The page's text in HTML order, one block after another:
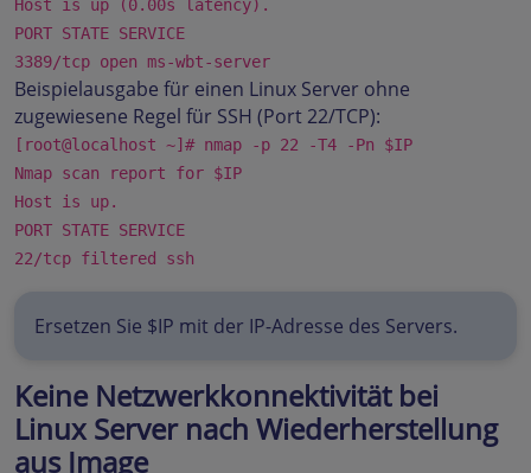
Host is up (0.00s latency).
PORT STATE SERVICE
3389/tcp open ms-wbt-server
Beispielausgabe für einen Linux Server ohne
zugewiesene Regel für SSH (Port 22/TCP):
[root@localhost ~]# nmap -p 22 -T4 -Pn $IP
Nmap scan report for $IP
Host is up.
PORT STATE SERVICE
22/tcp filtered ssh
Ersetzen Sie $IP mit der IP-Adresse des Servers.
Keine Netzwerkkonnektivität bei
Linux Server nach Wiederherstellung
aus Image